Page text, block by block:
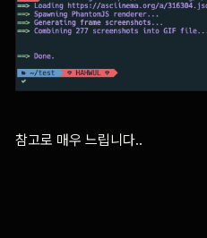
참고로 매우 느립니다..